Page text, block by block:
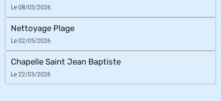
Le 08/05/2026
Nettoyage Plage
Le 02/05/2026
Chapelle Saint Jean Baptiste
Le 22/03/2026